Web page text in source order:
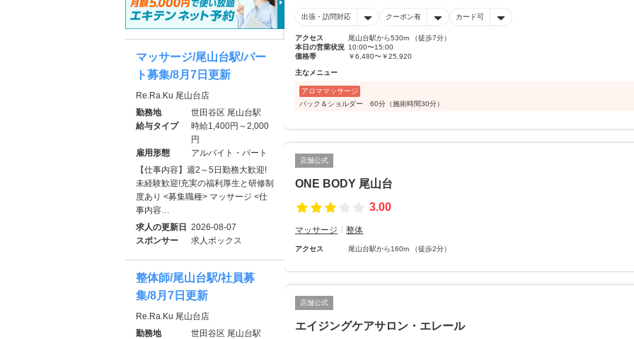
出張・訪問対応 クーポン有 カード可
アクセス
尾山台駅から530m （徒歩7分）
本日の営業状況 10:00〜15:00
価格帯
￥6,480〜￥25,920
主なメニュー
アロママッサージ
バック＆ショルダー 60分（施術時間30分）
店舗公式
ONE BODY 尾山台
3.00
マッサージ 整体
アクセス 尾山台駅から160m （徒歩2分）
店舗公式
エイジングケアサロン・エレール
マッサージ/尾山台駅/パー
ト募集/8月7日更新
Re.Ra.Ku 尾山台店
勤務地
世田谷区 尾山台駅
給与タイプ
時給1,400円～2,000
円
雇用形態
アルバイト・パート
【仕事内容】週2～5日勤務大歓迎!
未経験歓迎!充実の福利厚生と研修制
度あり <募集職種> マッサージ <仕
事内容…
求人の更新日 2026-08-07
スポンサー
求人ボックス
整体師/尾山台駅/社員募
集/8月7日更新
Re.Ra.Ku 尾山台店
勤務地
世田谷区 尾山台駅